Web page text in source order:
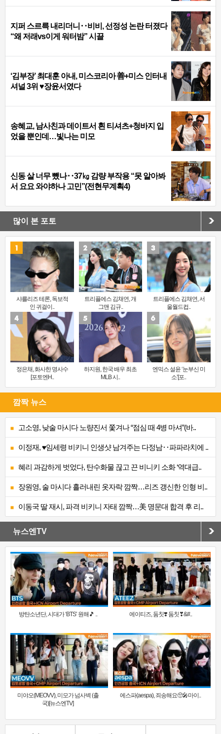
지퍼 스르륵 내리더니‥비비, 선정성 논란 터졌다
“왜 저래vs이게 워터밤” 시끌
‘김부장’ 최대훈 아내, 미스코리아 善+미스 인터내
셔널 3위 ♥장윤서였다
송혜교, 남사친과 데이트서 흰 티셔츠+청바지 입
었을 뿐인데…빛나는 미모
신동 살 너무 뺐나‥37㎏ 감량 부작용 “못 알아봐
서 요요 와야하나 고민”(전현무계획4)
많이 본 포토
샤를리즈 테론, 독보적
인 귀걸이..
트리플에스 김채연, 개
그맨 김규..
트리플에스 김채연, 서
울월드컵..
정은채, 화사한 명사수
[포토엔H..
하지원, 한국 배우 최초
MLB 시..
엔믹스 설윤 ‘눈부신 미
소’[포..
깜짝 뉴스
고소영, 낮술 마시다 노량진서 쫓겨나 “점심 때 4병 마셔”(바..
이정재, ♥임세령 비키니 인생샷 남겨주는 다정남‥파파라치에 ..
혜리 과감하게 벗었다, 탄수화물 끊고 끈 비니키 소화 ‘역대급..
장원영, 술 마시다 흘러내린 옷자락 깜짝…리즈 갱신한 인형 비..
이동국 딸 재시, 파격 비키니 자태 깜짝…美 명문대 합격 후 리..
뉴스엔TV
방탄소년단, 시대가 ‘BTS’ 원해🎵 .. 에이티즈, 둠칫❣️ 둠칫❣&#..
미야오(MEOVV), 미모가 넘사벽 (출
국)[뉴스엔TV]
에스파(aespa), 죄송해요🥺🎤마이..